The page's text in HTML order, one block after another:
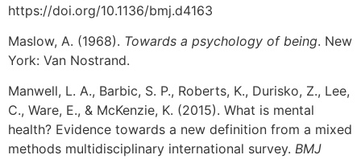
https://doi.org/10.1136/bmj.d4163
Maslow, A. (1968). Towards a psychology of being. New
York: Van Nostrand.
Manwell, L. A., Barbic, S. P., Roberts, K., Durisko, Z., Lee,
C., Ware, E., & McKenzie, K. (2015). What is mental
health? Evidence towards a new definition from a mixed
methods multidisciplinary international survey. BMJ